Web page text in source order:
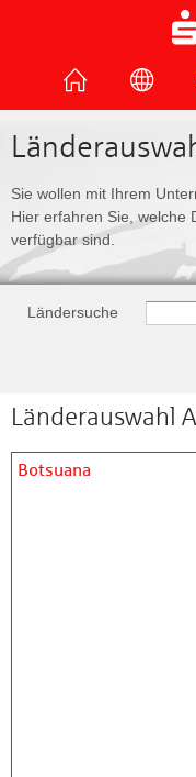
Sie wollen mit Ihrem
Hier erfahren Sie, welche
verfügbar sind.
Ländersuche
Länderauswahl
Botsuana